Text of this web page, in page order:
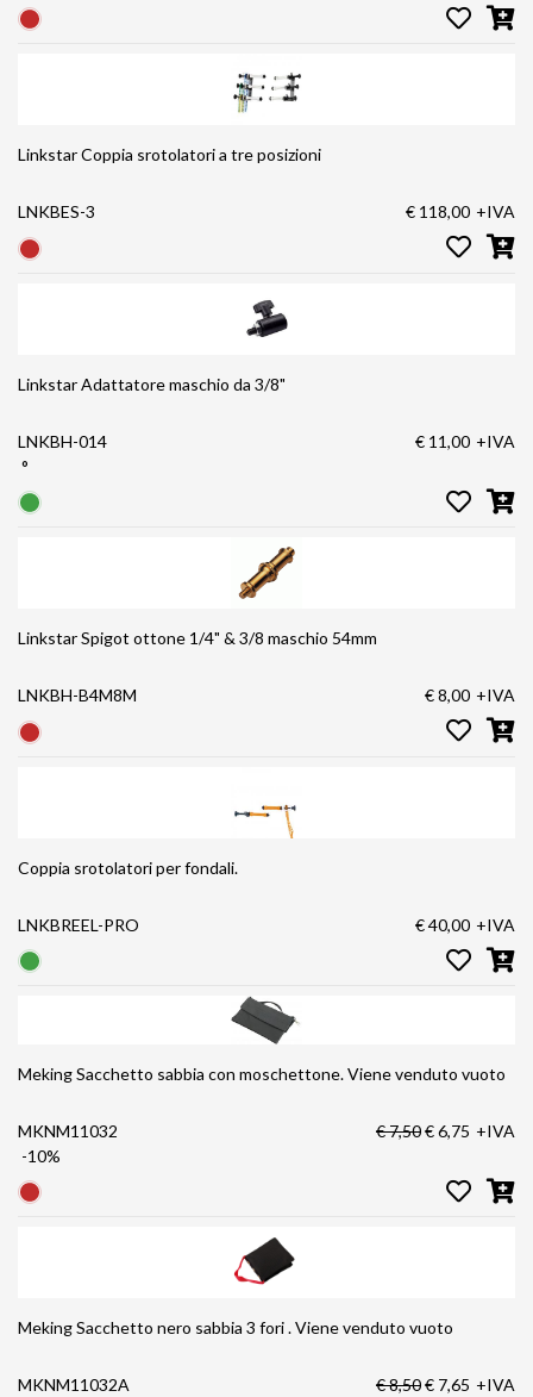
Linkstar Coppia srotolatori a tre posizioni
LNKBES-3 € 118,00 +IVA
Linkstar Adattatore maschio da 3/8"
LNKBH-014
°
€ 11,00 +IVA
Linkstar Spigot ottone 1/4" & 3/8 maschio 54mm
LNKBH-B4M8M € 8,00 +IVA
Coppia srotolatori per fondali.
LNKBREEL-PRO € 40,00 +IVA
Meking Sacchetto sabbia con moschettone. Viene venduto vuoto
MKNM11032
-10%
€ 7,50€ 6,75 +IVA
Meking Sacchetto nero sabbia 3 fori . Viene venduto vuoto
MKNM11032A € 8,50€ 7,65 +IVA